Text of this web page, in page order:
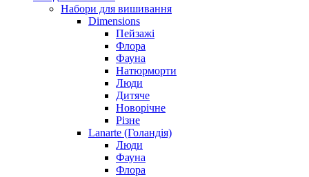
Набори для вишивання
Dimensions
Пейзажі
Флора
Фауна
Натюрморти
Люди
Дитяче
Новорічне
Різне
Lanarte (Голандія)
Люди
Фауна
Флора